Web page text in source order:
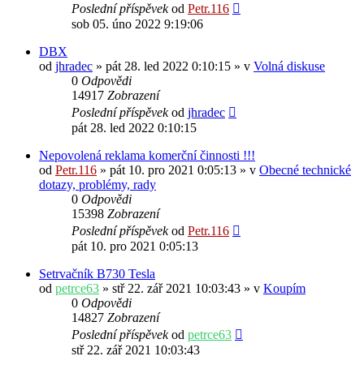
Poslední příspěvekod Petr.116
sob 05. úno 2022 9:19:06
DBX
od jhradec » pát 28. led 2022 0:10:15 » v Volná diskuse
0 Odpovědi
14917 Zobrazení
Poslední příspěvekod jhradec
pát 28. led 2022 0:10:15
Nepovolená reklama komerční činnosti !!!
od Petr.116 » pát 10. pro 2021 0:05:13 » v Obecné technické
dotazy, problémy, rady
0 Odpovědi
15398 Zobrazení
Poslední příspěvekod Petr.116
pát 10. pro 2021 0:05:13
Setrvačník B730 Tesla
od petrce63 » stř 22. zář 2021 10:03:43 » v Koupím
0 Odpovědi
14827 Zobrazení
Poslední příspěvekod petrce63
stř 22. zář 2021 10:03:43